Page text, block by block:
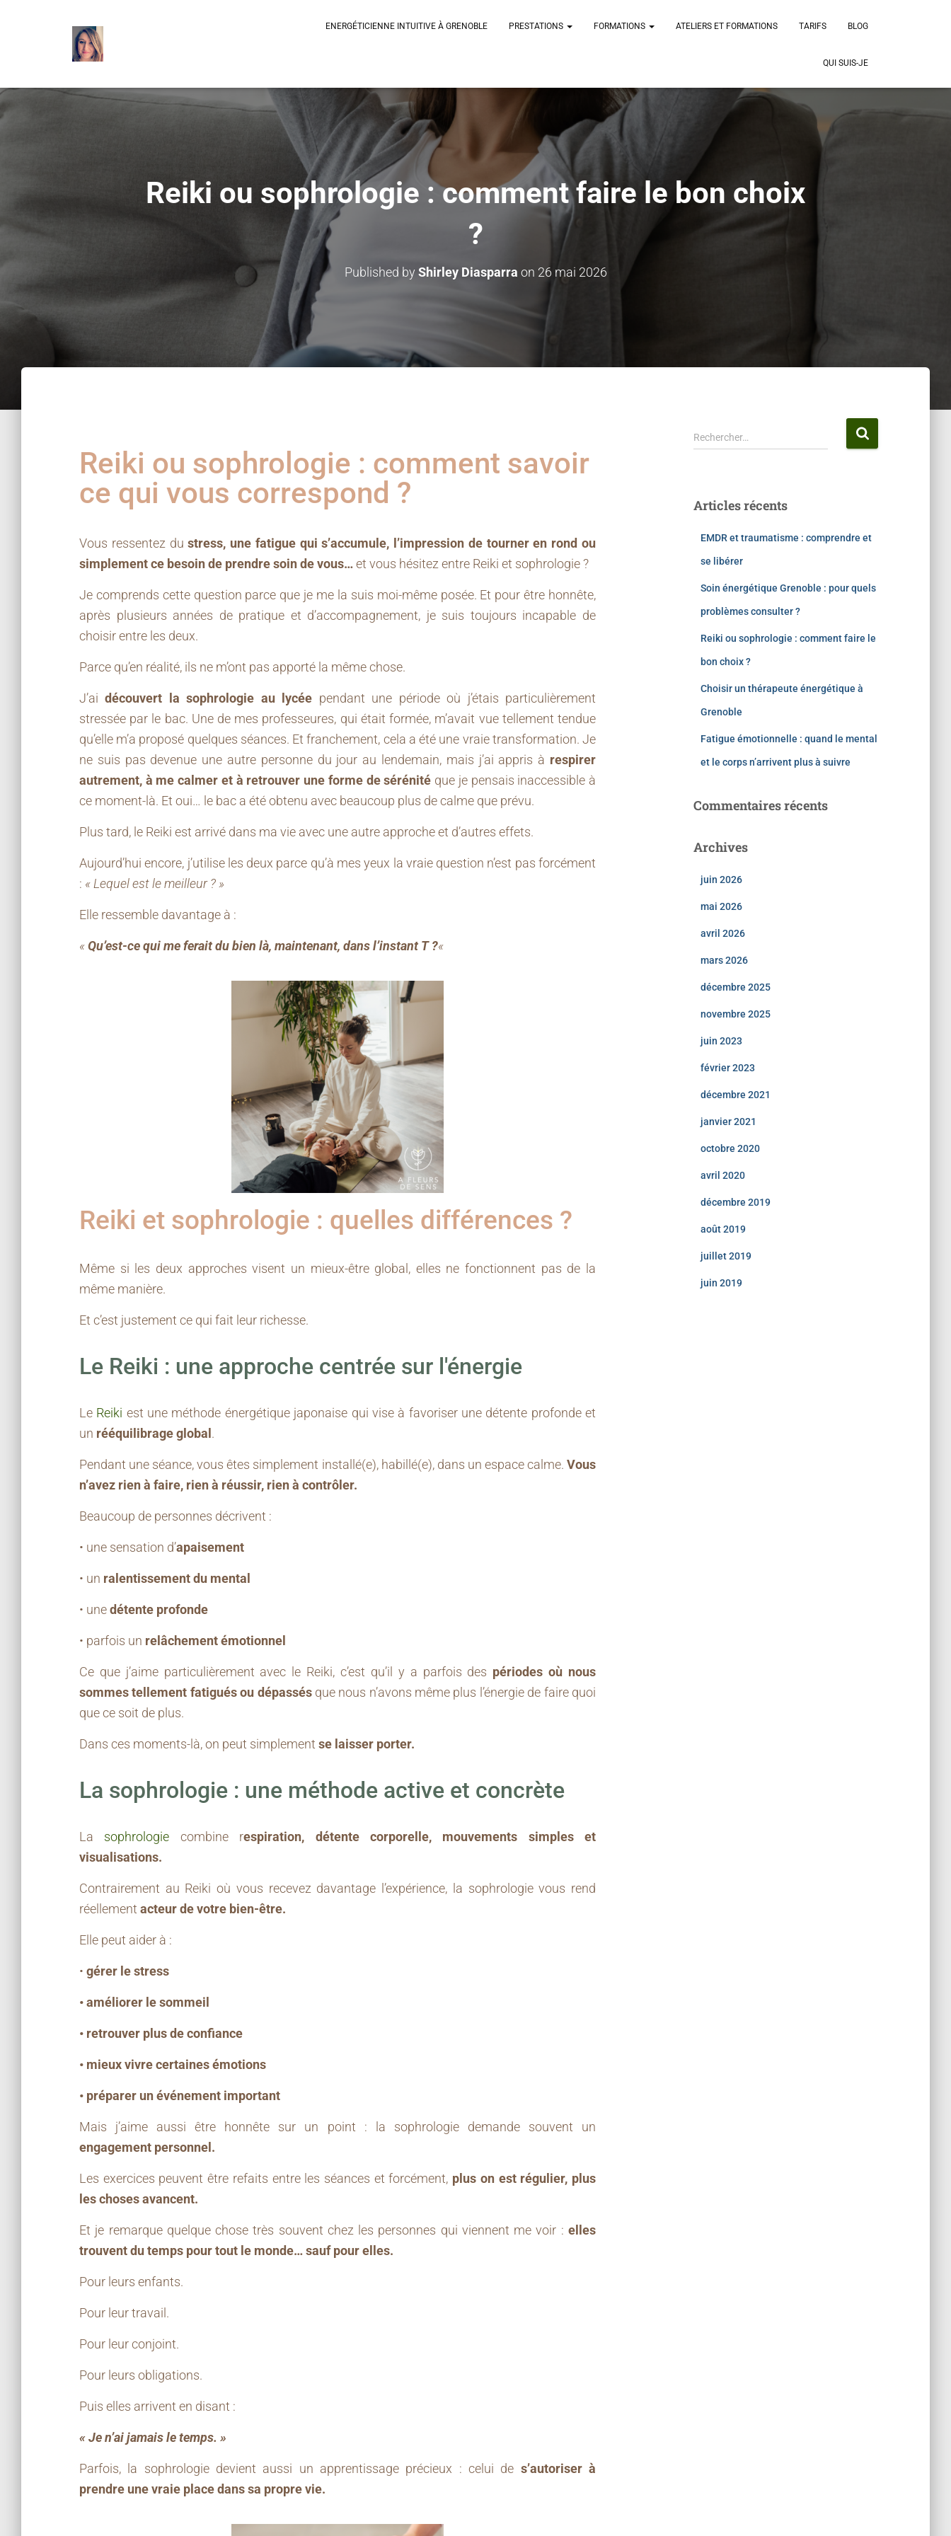
ENERGÉTICIENNE INTUITIVE À GRENOBLE PRESTATIONS FORMATIONS ATELIERS ET FORMATIONS TARIFS BLOG
QUI SUIS-JE
Reiki ou sophrologie : comment faire le bon choix
?
Published by Shirley Diasparra on 26 mai 2026
Reiki ou sophrologie : comment savoir
ce qui vous correspond ?
Vous ressentez dustress, une fatigue qui s’accumule, l’impression de tourner en rond ou
simplement ce besoin de prendre soin de vous…et vous hésitez entre Reiki et sophrologie ?
Je comprends cette question parce que je me la suis moi-même posée. Et pour être honnête,
après plusieurs années de pratique et d’accompagnement, je suis toujours incapable de
choisir entre les deux.
Parce qu’en réalité, ils ne m’ont pas apporté la même chose.
J’aidécouvert la sophrologie au lycée pendant une période où j’étais particulièrement
stressée par le bac. Une de mes professeures, qui était formée, m’avait vue tellement tendue
qu’elle m’a proposé quelques séances. Et franchement, cela a été une vraie transformation. Je
ne suis pas devenue une autre personne du jour au lendemain, mais j’ai appris à respirer
autrement, à me calmer et à retrouver une forme de sérénité que je pensais inaccessible à
ce moment-là. Et oui… le bac a été obtenu avec beaucoup plus de calme que prévu.
Plus tard, le Reiki est arrivé dans ma vie avec une autre approche et d’autres effets.
Aujourd’hui encore, j’utilise les deux parce qu’à mes yeux la vraie question n’est pas forcément
: « Lequel est le meilleur ? »
Elle ressemble davantage à :
«Qu’est-ce qui me ferait du bien là, maintenant, dans l’instant T ?«
Reiki et sophrologie : quelles différences ?
Même si les deux approches visent un mieux-être global, elles ne fonctionnent pas de la
même manière.
Et c’est justement ce qui fait leur richesse.
Le Reiki : une approche centrée sur l'énergie
Le Reiki est une méthode énergétique japonaise qui vise à favoriser une détente profonde et
un rééquilibrage global .
Pendant une séance, vous êtes simplement installé(e), habillé(e), dans un espace calme. Vous
n’avez rien à faire, rien à réussir, rien à contrôler.
Beaucoup de personnes décrivent :
• une sensation d’apaisement
• un ralentissement du mental
• unedétente profonde
• parfois un relâchement émotionnel
Ce que j’aime particulièrement avec le Reiki, c’est qu’il y a parfois des périodes où nous
sommes tellement fatigués ou dépassésque nous n’avons même plus l’énergie de faire quoi
que ce soit de plus.
Dans ces moments-là, on peut simplement se laisser porter.
La sophrologie : une méthode active et concrète
La sophrologie combine respiration, détente corporelle, mouvements simples et
visualisations.
Contrairement au Reiki où vous recevez davantage l’expérience, la sophrologie vous rend
réellement acteur de votre bien-être.
Elle peut aider à :
• gérer le stress
• améliorer le sommeil
• retrouver plus de confiance
• mieux vivre certaines émotions
• préparer un événement important
Mais j’aime aussi être honnête sur un point : la sophrologie demande souvent un
engagement personnel.
Les exercices peuvent être refaits entre les séances et forcément, plus on est régulier, plus
les choses avancent.
Et je remarque quelque chose très souvent chez les personnes qui viennent me voir : elles
trouvent du temps pour tout le monde… sauf pour elles.
Pour leurs enfants.
Pour leur travail.
Pour leur conjoint.
Pour leurs obligations.
Puis elles arrivent en disant :
« Je n’ai jamais le temps. »
Parfois, la sophrologie devient aussi un apprentissage précieux : celui de s’autoriser à
prendre une vraie place dans sa propre vie.
Rechercher…
Articles récents
EMDR et traumatisme : comprendre et
se libérer
Soin énergétique Grenoble : pour quels
problèmes consulter ?
Reiki ou sophrologie : comment faire le
bon choix ?
Choisir un thérapeute énergétique à
Grenoble
Fatigue émotionnelle : quand le mental
et le corps n’arrivent plus à suivre
Commentaires récents
Archives
juin 2026
mai 2026
avril 2026
mars 2026
décembre 2025
novembre 2025
juin 2023
février 2023
décembre 2021
janvier 2021
octobre 2020
avril 2020
décembre 2019
août 2019
juillet 2019
juin 2019